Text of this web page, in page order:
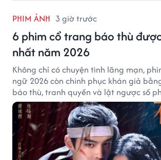
PHIM ẢNH 3 giờ trước
6 phim cổ trang báo thù
nhất năm 2026
Không chỉ có chuyện tình lãng mạn,
ngữ 2026 còn chinh phục khán giả
báo thù, tranh quyền và lật ngược số